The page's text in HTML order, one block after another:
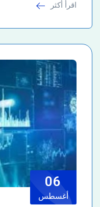
اقرأ أكثر
06
أغسطس